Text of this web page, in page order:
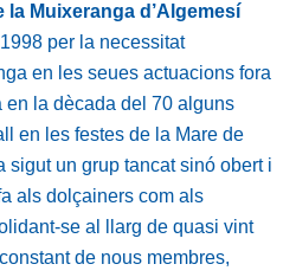
Muixeranga d’Algemesí
per la necessitat
en les seues actuacions fora
en la dècada del 70 alguns
en les festes de la Mare de
sigut un grup tancat sinó obert i
als dolçainers com als
se al llarg de quasi vint
de nous membres,